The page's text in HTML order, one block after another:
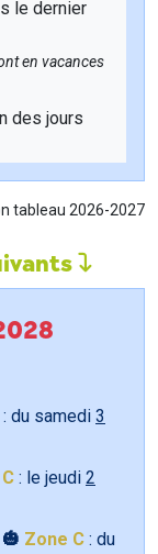
le dernier
en vacances
des jours
tableau 2026-2027
: du samedi 3
: le jeudi 2
Zone C : du